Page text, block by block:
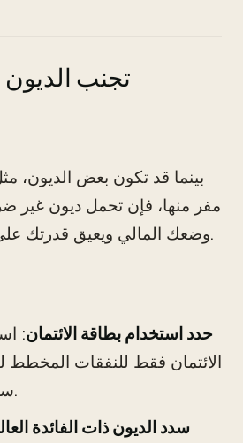
تجنب
بينما قد تكون بعض الديون،
مفر منها، فإن تحمل ديون غير
وضعك المالي ويعيق قدرتك على الادخار والاستثمار.
حدد استخدام بطاقة الائتمان:
الائتمان فقط للنفقات المخطط
سدادها كل شهر.
سدد الديون ذات الفائدة